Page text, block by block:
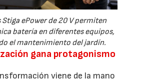
Stiga ePower de 20 V permiten
batería en diferentes equipos,
el mantenimiento del jardín.
gana protagonismo
viene de la mano